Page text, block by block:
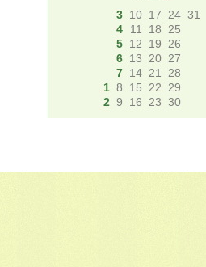
3 10 17 24 31
4
11 18
25
5 12 19
26
6 13 20 27
7 14 21
28
1 8 15 22
29
2 9 16 23 30